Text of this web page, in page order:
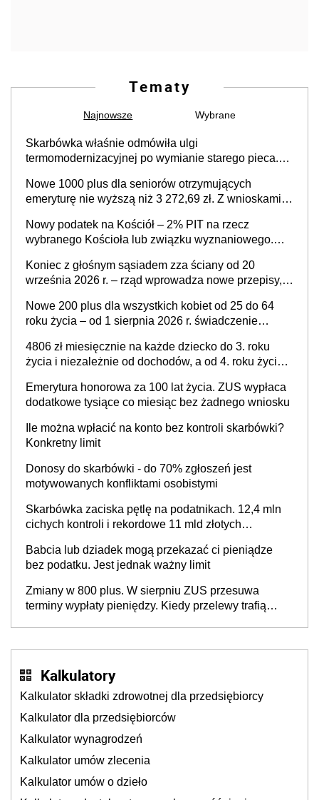
Tematy
Najnowsze Wybrane
Skarbówka właśnie odmówiła ulgi
termomodernizacyjnej po wymianie starego pieca.
Nowe 1000 plus dla seniorów otrzymujących
emeryturę nie wyższą niż 3 272,69 zł. Z wnioskami
nie otrzymają
Nowy podatek na Kościół – 2% PIT na rzecz
wybranego Kościoła lub związku wyznaniowego.
finansowania
Koniec z głośnym sąsiadem zza ściany od 20
września 2026 r. – rząd wprowadza nowe przepisy,
Nowe 200 plus dla wszystkich kobiet od 25 do 64
roku życia – od 1 sierpnia 2026 r. świadczenie
4806 zł miesięcznie na każde dziecko do 3. roku
życia i niezależnie od dochodów, a od 4. roku życia
spadku liczby urodzeń w Polsce
Emerytura honorowa za 100 lat życia. ZUS wypłaca
dodatkowe tysiące co miesiąc bez żadnego wniosku
Ile można wpłacić na konto bez kontroli skarbówki?
Konkretny limit
Donosy do skarbówki - do 70% zgłoszeń jest
motywowanych konfliktami osobistymi
Skarbówka zaciska pętlę na podatnikach. 12,4 mln
cichych kontroli i rekordowe 11 mld złotych
Babcia lub dziadek mogą przekazać ci pieniądze
bez podatku. Jest jednak ważny limit
Zmiany w 800 plus. W sierpniu ZUS przesuwa
terminy wypłaty pieniędzy. Kiedy przelewy trafią
Kalkulatory
Kalkulator składki zdrowotnej dla przedsiębiorcy
Kalkulator dla przedsiębiorców
Kalkulator wynagrodzeń
Kalkulator umów zlecenia
Kalkulator umów o dzieło